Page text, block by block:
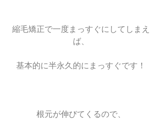
縮毛矯正で一度まっすぐにしてしまえ
ば、
基本的に半永久的にまっすぐです！
根元が伸びてくるので、